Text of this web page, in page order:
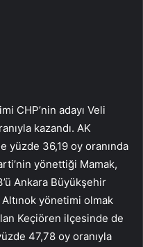
CHP’nin adayı Veli
kazandı. AK
yüzde 36,19 oy oranında
yönettiği Mamak,
Ankara Büyükşehir
yönetimi olmak
Keçiören ilçesinde de
47,78 oy oranıyla